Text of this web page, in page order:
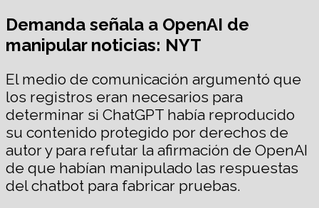
Demanda señala a OpenAI de
manipular noticias: NYT
El medio de comunicación argumentó que
los registros eran necesarios para
determinar si ChatGPT había reproducido
su contenido protegido por derechos de
autor y para refutar la afirmación de OpenAI
de que habían manipulado las respuestas
del chatbot para fabricar pruebas.